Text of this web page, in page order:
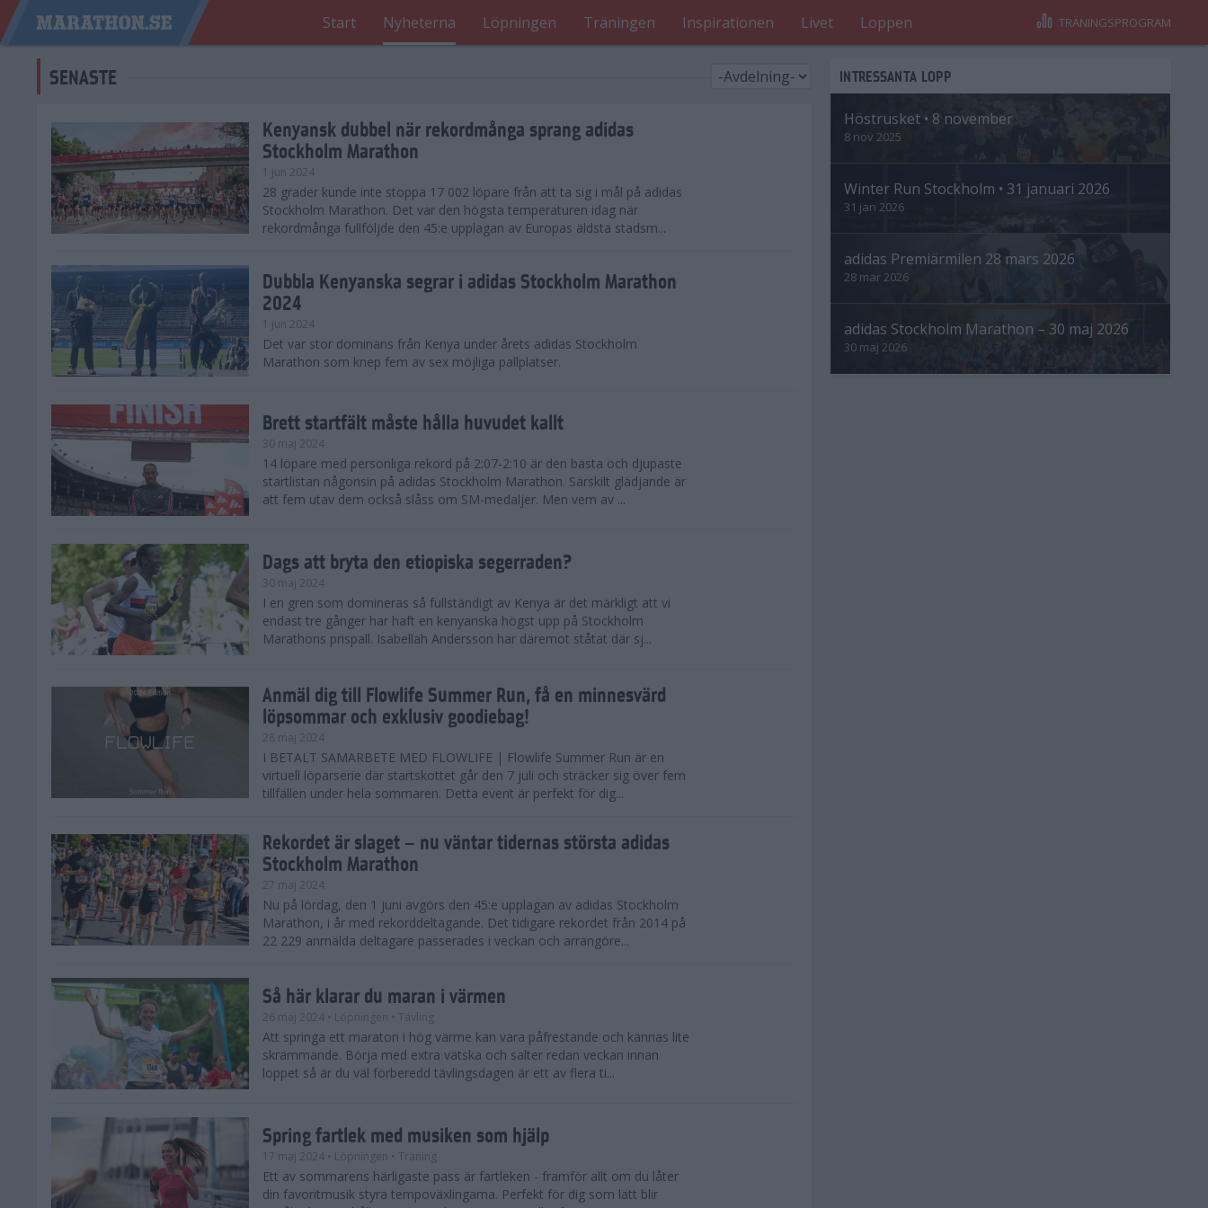
Start Nyheterna Löpningen Träningen Inspirationen Livet Loppen TRÄNINGSPROGRAM
SENASTE
Kenyansk dubbel när rekordmånga sprang adidas
Stockholm Marathon
1 jun 2024
28 grader kunde inte stoppa 17 002 löpare från att ta sig i mål på adidas
Stockholm Marathon. Det var den högsta temperaturen idag när
rekordmånga fullföljde den 45:e upplagan av Europas äldsta stadsm...
Dubbla Kenyanska segrar i adidas Stockholm Marathon
2024
1 jun 2024
Det var stor dominans från Kenya under årets adidas Stockholm
Marathon som knep fem av sex möjliga pallplatser.
Brett startfält måste hålla huvudet kallt
30 maj 2024
14 löpare med personliga rekord på 2:07-2:10 är den bästa och djupaste
startlistan någonsin på adidas Stockholm Marathon. Särskilt glädjande är
att fem utav dem också slåss om SM-medaljer. Men vem av ...
Dags att bryta den etiopiska segerraden?
30 maj 2024
I en gren som domineras så fullständigt av Kenya är det märkligt att vi
endast tre gånger har haft en kenyanska högst upp på Stockholm
Marathons prispall. Isabellah Andersson har däremot ståtat där sj...
Anmäl dig till Flowlife Summer Run, få en minnesvärd
löpsommar och exklusiv goodiebag!
28 maj 2024
I BETALT SAMARBETE MED FLOWLIFE | Flowlife Summer Run är en
virtuell löparserie där startskottet går den 7 juli och sträcker sig över fem
tillfällen under hela sommaren. Detta event är perfekt för dig...
Rekordet är slaget – nu väntar tidernas största adidas
Stockholm Marathon
27 maj 2024
Nu på lördag, den 1 juni avgörs den 45:e upplagan av adidas Stockholm
Marathon, i år med rekorddeltagande. Det tidigare rekordet från 2014 på
22 229 anmälda deltagare passerades i veckan och arrangöre...
Så här klarar du maran i värmen
26 maj 2024 • Löpningen • Tävling
Att springa ett maraton i hög värme kan vara påfrestande och kännas lite
skrämmande. Börja med extra vätska och salter redan veckan innan
loppet så är du väl förberedd tävlingsdagen är ett av flera ti...
Spring fartlek med musiken som hjälp
17 maj 2024 • Löpningen • Träning
Ett av sommarens härligaste pass är fartleken - framför allt om du låter
din favoritmusik styra tempoväxlingarna. Perfekt för dig som lätt blir
INTRESSANTA LOPP
Höstrusket • 8 november
8 nov 2025
Winter Run Stockholm • 31 januari 2026
31 jan 2026
adidas Premiärmilen 28 mars 2026
28 mar 2026
adidas Stockholm Marathon – 30 maj 2026
30 maj 2026